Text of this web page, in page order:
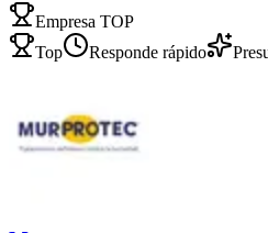
Empresa TOP
Top
Responde rápido